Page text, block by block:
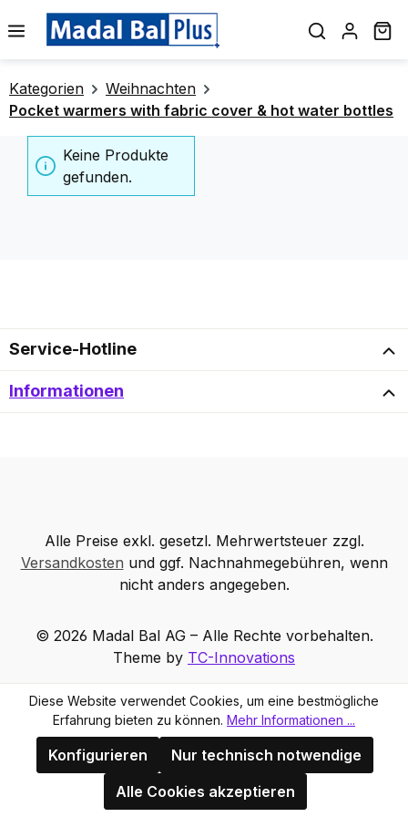
springen
Kategorien
Weihnachten
Pocket warmers with fabric cover & hot water bottles
Keine Produkte
gefunden.
Service-Hotline
Informationen
Alle Preise exkl. gesetzl. Mehrwertsteuer zzgl.
Versandkosten und ggf. Nachnahmegebühren, wenn
nicht anders angegeben.
© 2026 Madal Bal AG – Alle Rechte vorbehalten.
Theme by TC-Innovations
Diese Website verwendet Cookies, um eine bestmögliche
Erfahrung bieten zu können. Mehr Informationen ...
Nur technisch notwendige
Konfigurieren
Alle Cookies akzeptieren